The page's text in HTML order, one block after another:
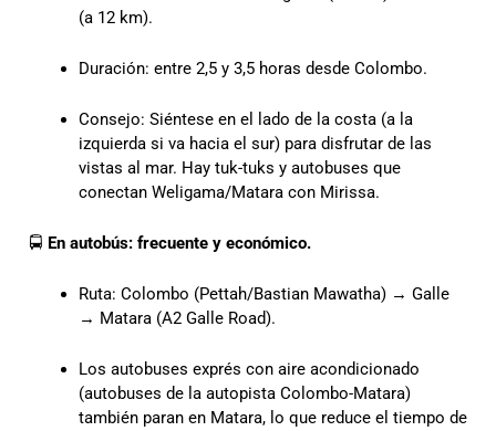
(a 12 km).
Duración: entre 2,5 y 3,5 horas desde Colombo.
Consejo: Siéntese en el lado de la costa (a la
izquierda si va hacia el sur) para disfrutar de las
vistas al mar. Hay tuk-tuks y autobuses que
conectan Weligama/Matara con Mirissa.
🚍 En autobús: frecuente y económico.
Ruta: Colombo (Pettah/Bastian Mawatha) → Galle
→ Matara (A2 Galle Road).
Los autobuses exprés con aire acondicionado
(autobuses de la autopista Colombo-Matara)
también paran en Matara, lo que reduce el tiempo de